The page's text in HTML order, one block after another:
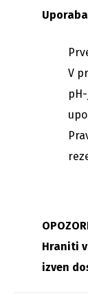
V
Hraniti
izven